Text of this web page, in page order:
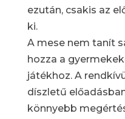
ezután, csakis az
ki.
A mese nem tanít
hozza a
játékhoz. A
díszletű
könnyebb